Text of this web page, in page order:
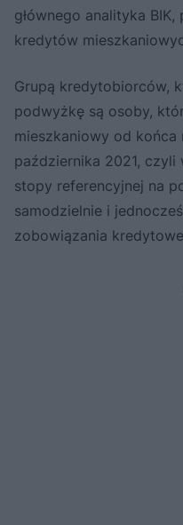
głównego analityka
kredytów
Grupą kredytobiorców,
podwyżkę są osoby,
mieszkaniowy od
października 2021,
stopy referencyjnej na
samodzielnie i
zobowiązania